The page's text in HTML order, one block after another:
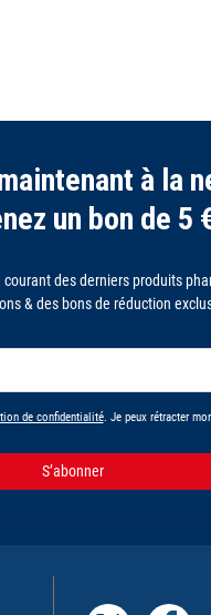
à la
un bon de 5
courant des derniers produits
& des bons de réduction
de confidentialité. Je peux rétracter
S’abonner